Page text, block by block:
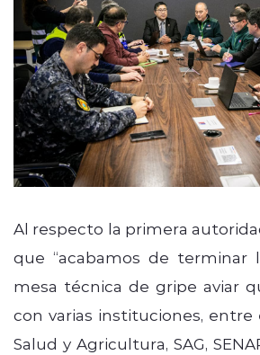
Al respecto la primera
que “acabamos de terminar
mesa técnica de gripe aviar
con varias instituciones, entre
Salud y Agricultura, SAG,